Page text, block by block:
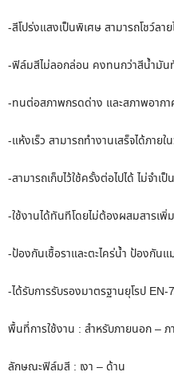
-สีโปร่งแสงเป็นพิเศษ สามารถโชว์ล
-ฟิล์มสีไม่ลอกล่อน คงทนกว่าสีน้ำมัน
-ทนต่อสภาพกรดด่าง และสภาพอากา
-แห้งเร็ว สามารถทำงานเสร็จได้ภายใ
-สามารถเก็บไว้ใช้ครั้งต่อไปได้ ไม่จำเ
-ใช้งานได้ทันทีโดยไม่ต้องผสมสารเพิ่ม
-ป้องกันเชื้อราและตะไคร่น้ำ ป้องกัน
-ได้รับการรับรองมาตรฐานยุโรป EN-
พื้นที่การใช้งาน : สำหรับภายนอก – ภ
ลักษณะฟิล์มสี : เงา – ด้าน